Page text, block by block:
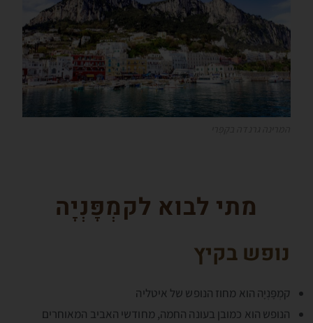
מתי לבוא לקמְפָּנְיָה
נופש בקיץ
קמְפָּנְיָה הוא מחוז הנופש של איטליה
הנופש הוא כמובן בעונה החמה, מחודשי האביב המאוחרים